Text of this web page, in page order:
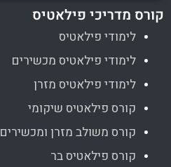
קורס מדריכי פילאטיס
לימודי פילאטיס
לימודי פילאטיס מכשירים
לימודי פילאטיס מזרן
קורס פילאטיס שיקומי
קורס משולב מזרן ומכשירים
קורס פילאטיס בר